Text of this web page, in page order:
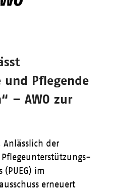
Pflegende
– AWO zur
der
(PUEG) im
erneuert